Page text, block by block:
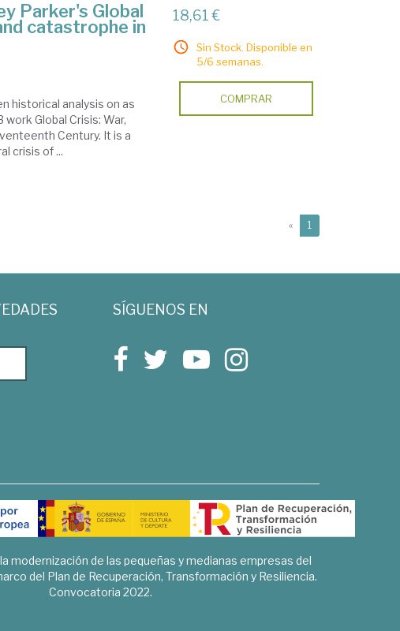
Parker's Global
catastrophe in
historical analysis on as
Global Crisis: War,
Century. It is a
crisis of ...
18,61 €
Sin Stock. Disponible en
5/6 semanas.
COMPRAR
« 1
SÍGUENOS EN
modernización de las pequeñas y medianas empresas del
del Plan de Recuperación, Transformación y Resiliencia.
Convocatoria 2022.